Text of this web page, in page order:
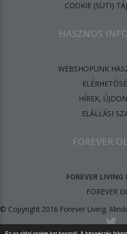
​COOKIE (SÜTI)
HASZNOS
WEBSHOPUNK
HÍREK,
ELÁLLÁSI
FOREVER
FOREVER LIVING
FOREVER
© Copyright 2016 Forever Living.